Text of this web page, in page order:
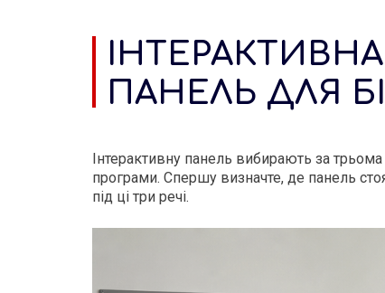
ПАНЕЛЬ ДЛЯ
Інтерактивну панель вибирають за
програми. Спершу визначте, де панель
під ці три речі.